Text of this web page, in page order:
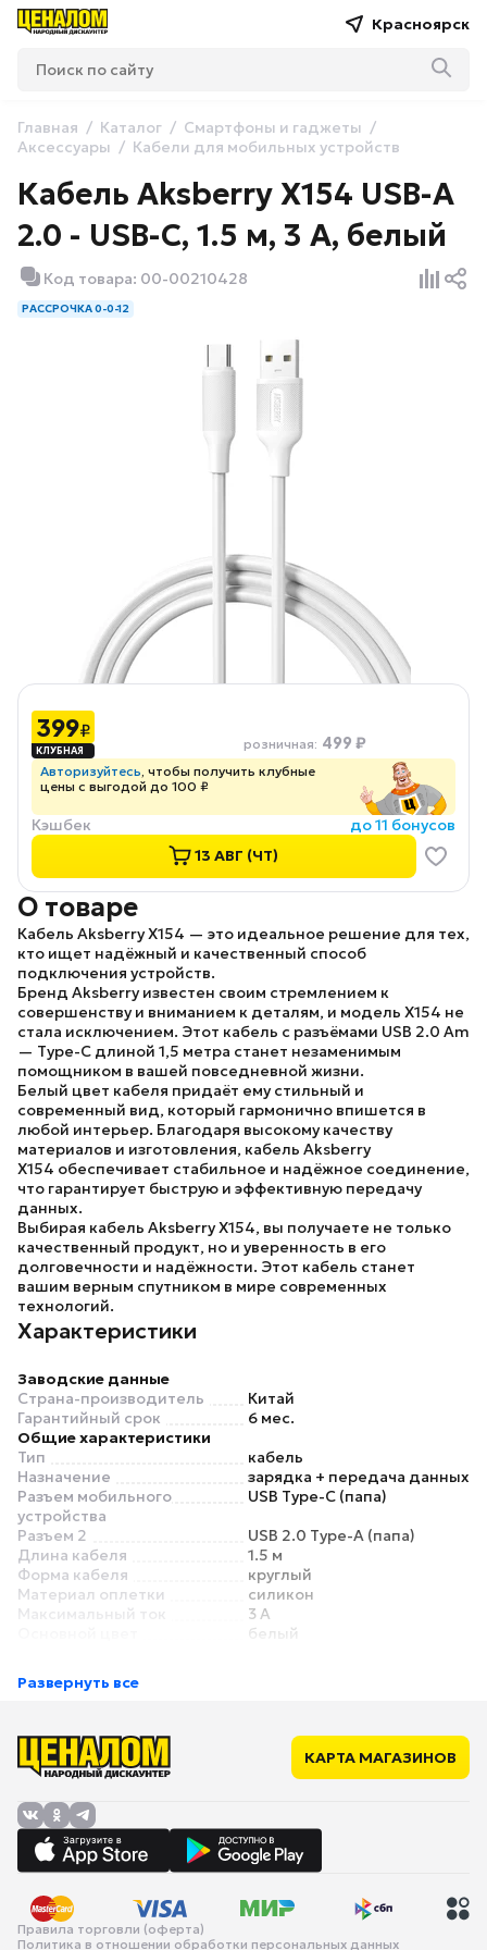
Красноярск
Главная Каталог
Смартфоны и гаджеты
Аксессуары
Кабели для мобильных устройств
Кабель Aksberry X154 USB-A
2.0 - USB-C, 1.5 м, 3 А, белый
Код товара: 00-00210428
РАССРОЧКА 0-0-12
399₽
розничная: 499 ₽
Авторизуйтесь, чтобы получить клубные
цены с выгодой до 100 ₽
Кэшбек
до 11 бонусов
13 АВГ (ЧТ)
О товаре
Кабель Aksberry X154 — это идеальное решение для тех,
кто ищет надёжный и качественный способ
подключения устройств.
Бренд Aksberryизвестен своим стремлением к
совершенству и вниманием к деталям, и модель X154 не
стала исключением. Этот кабель с разъёмами USB 2.0 Am
— Type-C длиной 1,5 метра станет незаменимым
помощником в вашей повседневной жизни.
Белый цвет кабеля придаёт ему стильный и
современный вид, который гармонично впишется в
любой интерьер. Благодаря высокому качеству
материалов и изготовления, кабель Aksberry
X154 обеспечивает стабильное и надёжное соединение,
что гарантирует быструю и эффективную передачу
данных.
Выбирая кабель Aksberry X154, вы получаете не только
качественный продукт, но и уверенность в его
долговечности и надёжности. Этот кабель станет
вашим верным спутником в мире современных
технологий.
Характеристики
Заводские данные
Страна-производитель
Китай
Гарантийный срок
6 мес.
Общие характеристики
Тип
кабель
Назначение
зарядка + передача данных
Разъем мобильного
устройства
USB Type-C (папа)
Разъем 2
USB 2.0 Type-A (папа)
Длина кабеля
1.5 м
Форма кабеля
круглый
Материал оплетки
силикон
Максимальный ток
3 А
белый
Угловой разъем
разъем
LED-индикатор /
подсветка
зарядки
Развернуть все
КАРТА МАГАЗИНОВ
Правила торговли (оферта)
Политика в отношении обработки персональных данных